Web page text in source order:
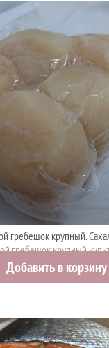
гребешок крупный.
гребешок крупный
2750 руб.
Добавить в корзину